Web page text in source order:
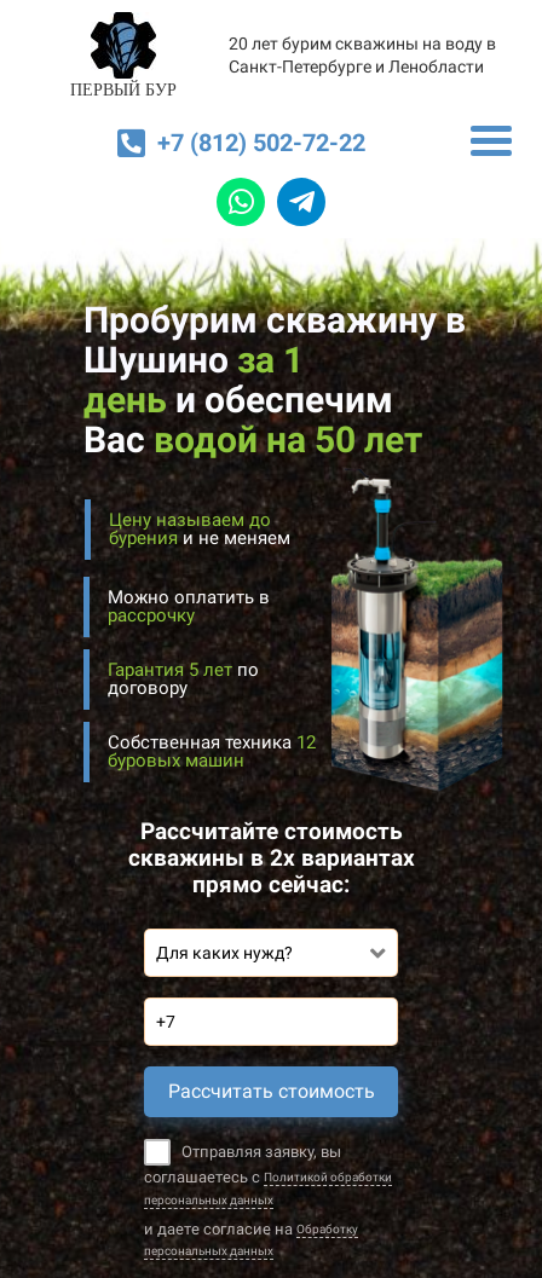
ПЕРВЫЙ БУР
20 лет бурим скважины на воду в
Санкт-Петербурге и Ленобласти
+7 (812) 502-72-22
Пробурим скважину в
Шушино за 1
деньиобеспечим
Васводой на 50 лет
Цену называем до
буренияи не меняем
Собственная техника 12
буровых машин
Можно оплатить в
рассрочку
Рассчитайте стоимость
скважины в 2х вариантах
прямо сейчас:
Для каких нужд?
Рассчитать стоимость
Отправляя заявку, вы
соглашаетесь с Политикой обработки
персональных данных
и даете согласие на Обработку
персональных данных
Гарантия 5 лет по
договору